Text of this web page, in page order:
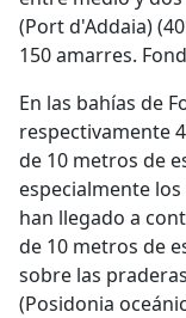
(Port d'Addaia)
150 amarres.
En las bahías de
respectivamente
de 10 metros de
especialmente
han llegado a
de 10 metros de
sobre las
(Posidonia